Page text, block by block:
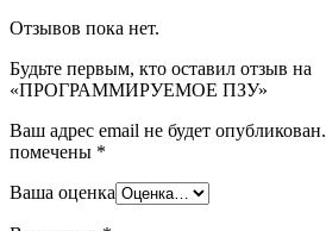
Отзывов пока нет.
Будьте первым, кто оставил отзыв на
«ПРОГРАММИРУЕМОЕ ПЗУ»
Ваш адрес email не будет опубликован.
помечены *
Ваша оценка